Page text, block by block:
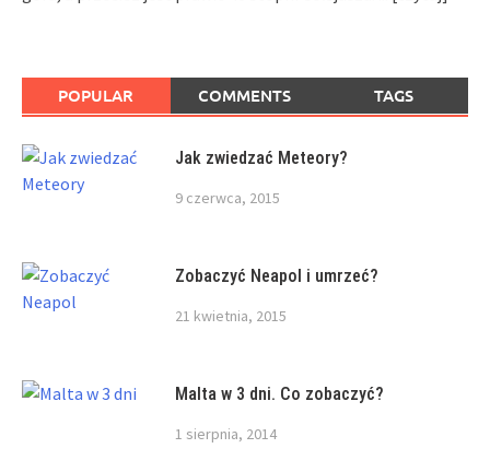
POPULAR COMMENTS TAGS
Jak zwiedzać Meteory?
9 czerwca, 2015
Zobaczyć Neapol i umrzeć?
21 kwietnia, 2015
Malta w 3 dni. Co zobaczyć?
1 sierpnia, 2014